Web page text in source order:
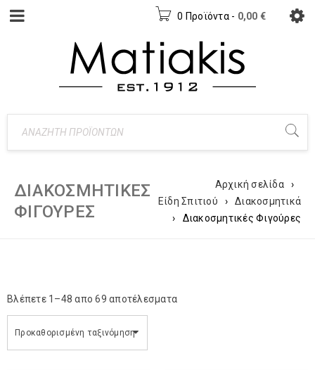
0 Προϊόντα - 0,00 €
ΔΙΑΚΟΣΜΗΤΙΚΈΣ
ΦΙΓΟΎΡΕΣ
Αρχική σελίδα
›
Είδη Σπιτιού
›
Διακοσμητικά
›
Διακοσμητικές Φιγούρες
Βλέπετε 1–48 απο 69 αποτέλεσματα
Προκαθορισμένη ταξινόμηση